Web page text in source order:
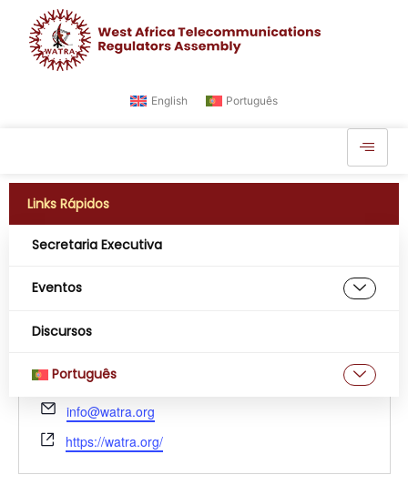
English Português
Links Rápidos
Secretaria Executiva
Eventos
Discursos
Português
Phone
+2348033331053
Email
info@watra.org
Website
https://watra.org/